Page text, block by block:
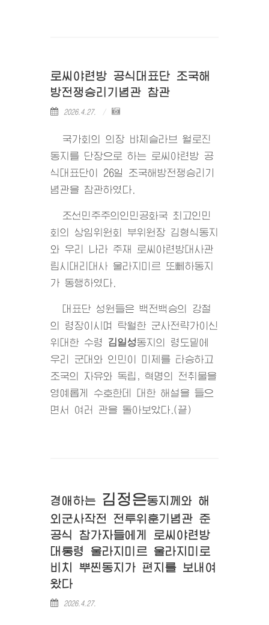
로씨야련방 공식대표단 조국해
방전쟁승리기념관 참관
2026.4.27.
국가회의 의장 뱌체슬라브 월로진
동지를 단장으로 하는 로씨야련방 공
식대표단이 26일 조국해방전쟁승리기
념관을 참관하였다.
조선민주주의인민공화국 최고인민
회의 상임위원회 부위원장 김형식동지
와 우리 나라 주재 로씨야련방대사관
림시대리대사 울라지미르 또뻬하동지
가 동행하였다.
대표단 성원들은 백전백승의 강철
의 령장이시며 탁월한 군사전략가이신
위대한 수령 김일성동지 의 령도밑에
우리 군대와 인민이 미제를 타승하고
조국의 자유와 독립, 혁명의 전취물을
영예롭게 수호한데 대한 해설을 들으
면서 여러 관을 돌아보았다.(끝)
경애하는 김정은동지 께와 해
외군사작전 전투위훈기념관 준
공식 참가자들에게 로씨야련방
대통령 울라지미르 울라지미로
비치 뿌찐동지가 편지를 보내여
왔다
2026.4.27.